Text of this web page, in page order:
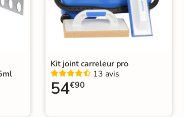
Kit joint carreleur pro
13 avis
54€90